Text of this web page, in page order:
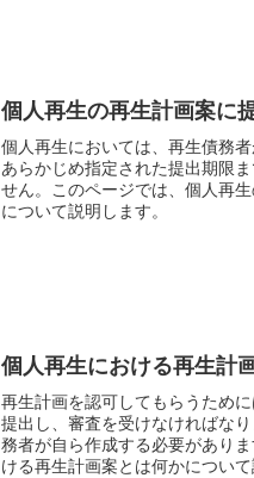
個人再生の再生計画案に
個人再生においては、再生債務
あらかじめ指定された提出期限
せん。このページでは、個人再
について説明します。
個人再生における再生計
再生計画を認可してもらうため
提出し、審査を受けなければな
務者が自ら作成する必要があり
ける再生計画案とは何かについて